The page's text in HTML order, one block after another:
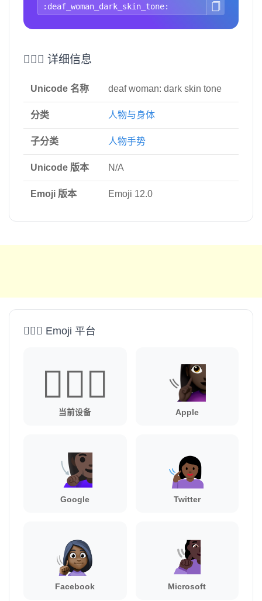
🧏🏿‍♀️ 详细信息
Unicode 名称 deaf woman: dark skin tone
分类 人物与身体
子分类 人物手势
Unicode 版本 N/A
Emoji 版本 Emoji 12.0
🧏🏿‍♀️ Emoji 平台
🧏🏿‍♀️
当前设备 Apple
Google Twitter
Facebook Microsoft